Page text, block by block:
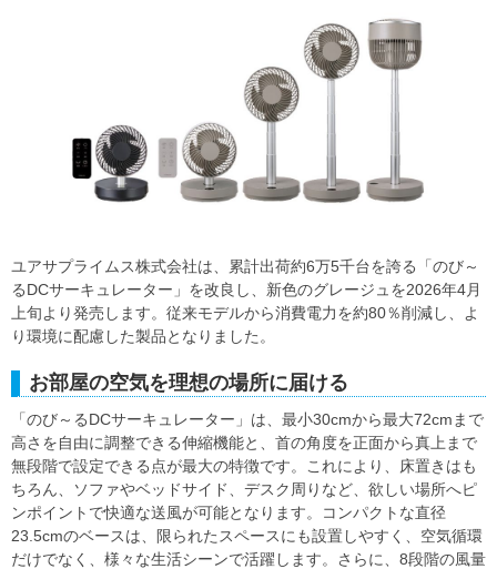
ユアサプライムス株式会社は、累計出荷約6万5千台を誇る「のび～
るDCサーキュレーター」を改良し、新色のグレージュを2026年4月
上旬より発売します。従来モデルから消費電力を約80％削減し、よ
り環境に配慮した製品となりました。
お部屋の空気を理想の場所に届ける
「のび～るDCサーキュレーター」は、最小30cmから最大72cmまで
高さを自由に調整できる伸縮機能と、首の角度を正面から真上まで
無段階で設定できる点が最大の特徴です。これにより、床置きはも
ちろん、ソファやベッドサイド、デスク周りなど、欲しい場所へピ
ンポイントで快適な送風が可能となります。コンパクトな直径
23.5cmのベースは、限られたスペースにも設置しやすく、空気循環
だけでなく、様々な生活シーンで活躍します。さらに、8段階の風量